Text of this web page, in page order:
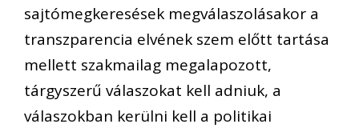
sajtómegkeresések megválaszolásakor a
transzparencia elvének szem előtt tartása
mellett szakmailag megalapozott,
tárgyszerű válaszokat kell adniuk, a
válaszokban kerülni kell a politikai